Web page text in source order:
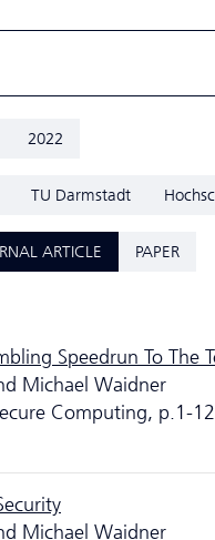
2022
TU Darmstadt
ARTICLE PAPER
Speedrun To The
Michael Waidner
Computing, p.1-12
Michael Waidner